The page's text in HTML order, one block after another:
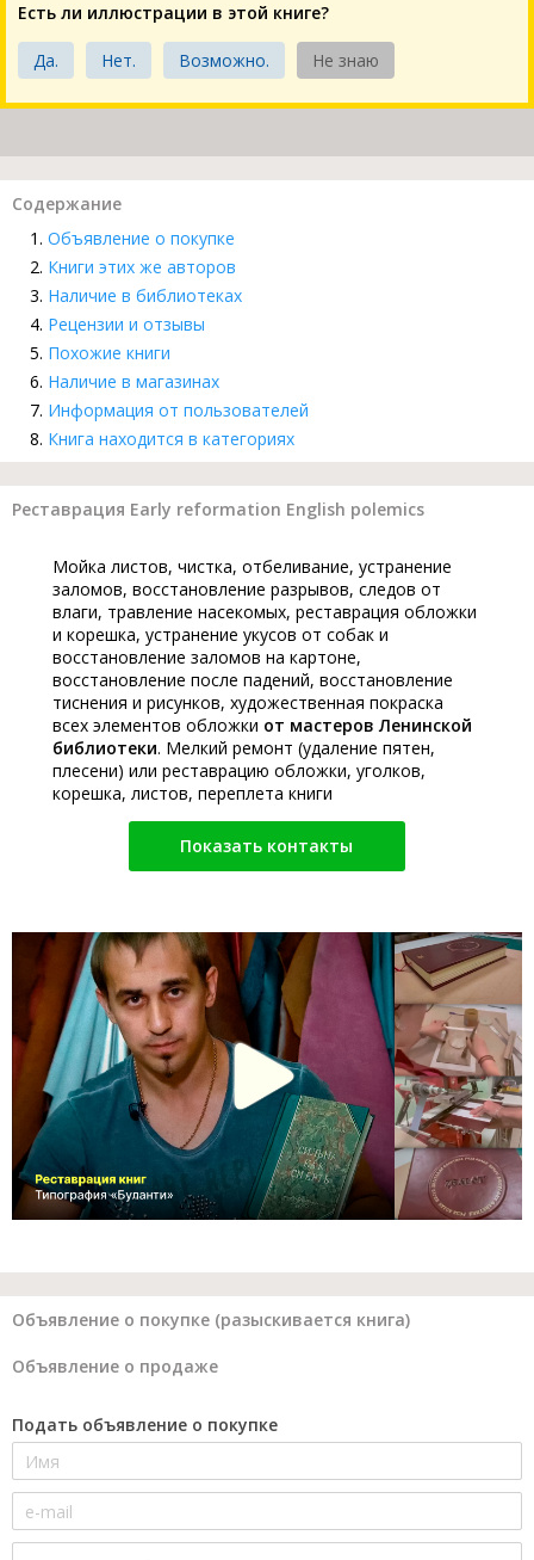
Есть ли иллюстрации в этой книге?
Да. Нет. Возможно. Не знаю
Содержание
Объявление о покупке
Книги этих же авторов
Наличие в библиотеках
Рецензии и отзывы
Похожие книги
Наличие в магазинах
Информация от пользователей
Книга находится в категориях
Реставрация Early reformation English polemics
Мойка листов, чистка, отбеливание, устранение
заломов, восстановление разрывов, следов от
влаги, травление насекомых, реставрация обложки
и корешка, устранение укусов от собак и
восстановление заломов на картоне,
восстановление после падений, восстановление
тиснения и рисунков, художественная покраска
всех элементов обложки от мастеров Ленинской
библиотеки. Мелкий ремонт (удаление пятен,
плесени) или реставрацию обложки, уголков,
корешка, листов, переплета книги
Показать контакты
Объявление о покупке (разыскивается книга)
Объявление о продаже
Подать объявление о покупке